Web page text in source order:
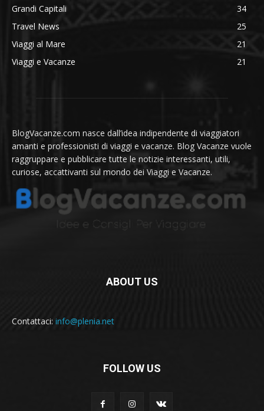
Grandi Capitali
34
Travel News
25
Viaggi al Mare
21
Viaggi e Vacanze
21
BlogVacanze.com nasce dall’idea indipendente di viaggiatori
amanti e professionisti di viaggi e vacanze. Blog Vacanze vuole
raggruppare e pubblicare tutte le notizie interessanti, utili,
curiose, accattivanti sul mondo dei Viaggi e Vacanze.
ABOUT US
Contattaci: info@plenia.net
FOLLOW US